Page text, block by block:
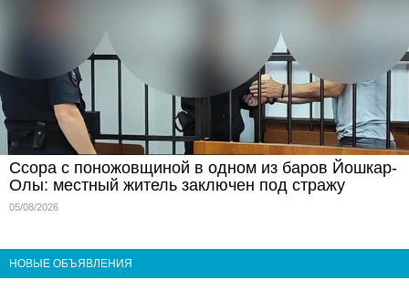
Ссора с поножовщиной в одном из баров Йошкар-
Олы: местный житель заключен под стражу
05/08/2026
НОВЫЕ ОБЪЯВЛЕНИЯ